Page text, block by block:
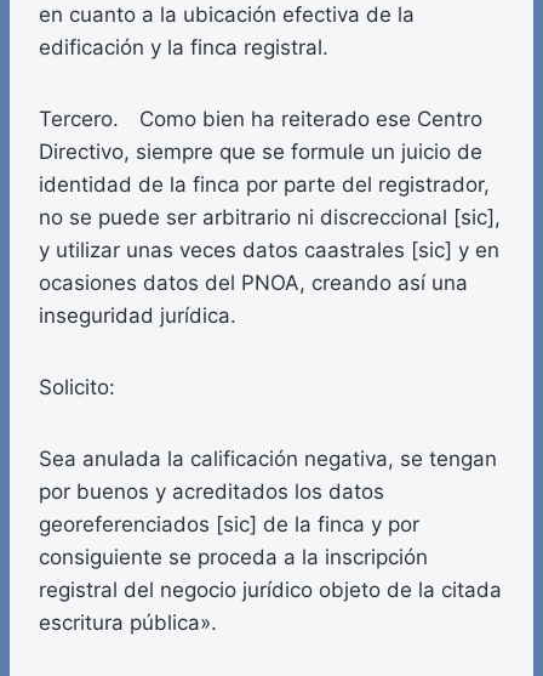
en cuanto a la ubicación efectiva de la
edificación y la finca registral.
Tercero. Como bien ha reiterado ese Centro
Directivo, siempre que se formule un juicio de
identidad de la finca por parte del registrador,
no se puede ser arbitrario ni discreccional [sic],
y utilizar unas veces datos caastrales [sic] y en
ocasiones datos del PNOA, creando así una
inseguridad jurídica.
Solicito:
Sea anulada la calificación negativa, se tengan
por buenos y acreditados los datos
georeferenciados [sic] de la finca y por
consiguiente se proceda a la inscripción
registral del negocio jurídico objeto de la citada
escritura pública».